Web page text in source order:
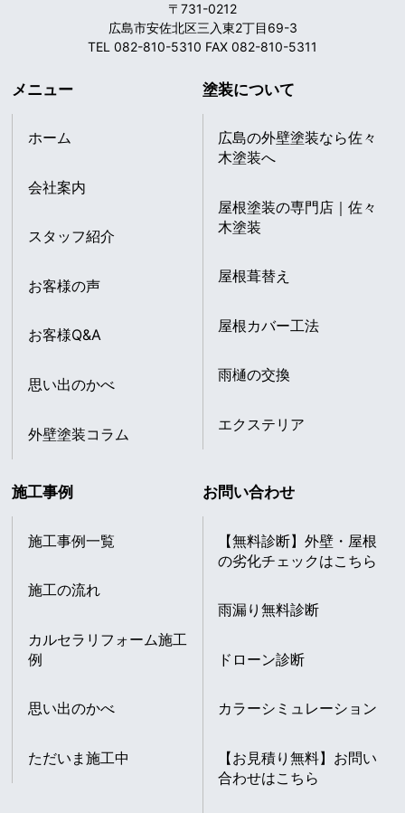
〒731-0212
広島市安佐北区三入東2丁目69-3
TEL 082-810-5310 FAX 082-810-5311
メニュー
ホーム
会社案内
スタッフ紹介
お客様の声
お客様Q&A
思い出のかべ
外壁塗装コラム
塗装について
広島の外壁塗装なら佐々
木塗装へ
屋根塗装の専門店｜佐々
木塗装
屋根葺替え
屋根カバー工法
雨樋の交換
エクステリア
施工事例
施工事例一覧
施工の流れ
カルセラリフォーム施工
例
思い出のかべ
ただいま施工中
お問い合わせ
【無料診断】外壁・屋根
の劣化チェックはこちら
雨漏り無料診断
ドローン診断
カラーシミュレーション
【お見積り無料】お問い
合わせはこちら